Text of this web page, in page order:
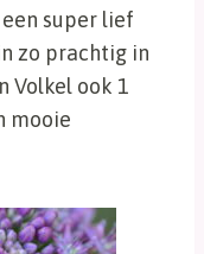
super lief
zo prachtig in
Volkel ook 1
mooie